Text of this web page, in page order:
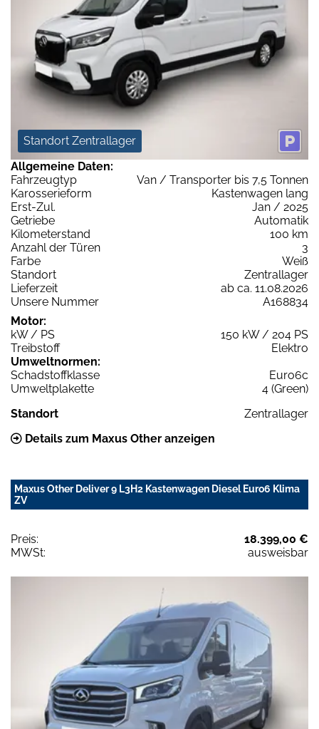
Standort Zentrallager
Allgemeine Daten:
Fahrzeugtyp
Van / Transporter bis 7,5 Tonnen
Karosserieform
Kastenwagen lang
Erst-Zul.
Jan / 2025
Getriebe
Automatik
Kilometerstand
100 km
Anzahl der Türen
3
Farbe
Weiß
Standort
Zentrallager
Lieferzeit
ab ca. 11.08.2026
Unsere Nummer
A168834
Motor:
kW / PS
150 kW / 204 PS
Treibstoff
Elektro
Umweltnormen:
Schadstoffklasse
Euro6c
Umweltplakette
4 (Green)
Standort
Zentrallager
Details zum Maxus Other anzeigen
Maxus Other Deliver 9 L3H2 Kastenwagen Diesel Euro6 Klima
ZV
Preis:
18.399,00 €
MWSt:
ausweisbar